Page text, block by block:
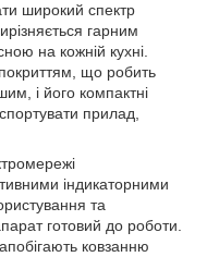
широкий спектр
гарним
на кожній кухні.
що робить
і його компактні
прилад,
індикаторними
та
готовий до роботи.
ковзанню